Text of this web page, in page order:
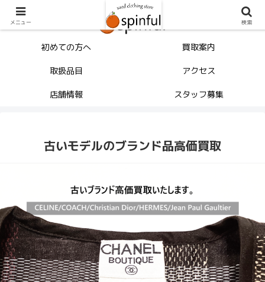
初めての方へ 買取案内
取扱品目 アクセス
店舗情報 スタッフ募集
古いモデルのブランド品高価買取
メニュー 検索